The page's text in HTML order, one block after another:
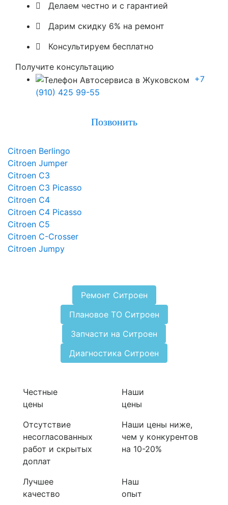
 Делаем честно и с гарантией
 Дарим скидку 6% на ремонт
 Консультируем бесплатно
Получите консультацию
+7
(910) 425 99-55
Позвонить
Citroen Berlingo
Citroen Jumper
Citroen C3
Citroen C3 Picasso
Citroen C4
Citroen C4 Picasso
Citroen C5
Citroen C-Crosser
Citroen Jumpy
Ремонт Ситроен
Плановое ТО Ситроен
Запчасти на Ситроен
Диагностика Ситроен
Честные
цены
Отсутствие
несогласованных
работ и скрытых
доплат
Наши
цены
Наши цены ниже,
чем у конкурентов
на 10-20%
Лучшее
качество
Наш
опыт